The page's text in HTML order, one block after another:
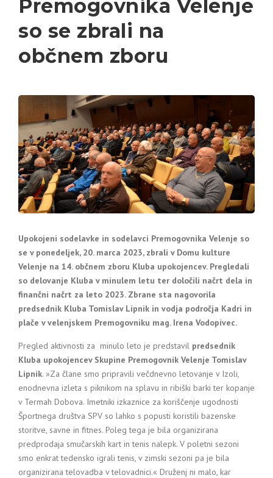
Premogovnika Velenje
so se zbrali na
občnem zboru
Upokojeni sodelavke in sodelavci Premogovnika Velenje so
se v ponedeljek, 20. marca 2023, zbrali v Domu kulture
Velenje na 14. občnem zboru Kluba upokojencev. Pregledali
so delovanje Kluba v minulem letu ter določili načrt dela in
finančni načrt za leto 2023. Zbrane sta nagovorila
predsednik Kluba Tomislav Lipnik in vodja področja Kadri in
plače v velenjskem Premogovniku mag. Irena Vodopivec.
Pregled aktivnosti za minulo leto je predstavil predsednik
Kluba upokojencev Skupine Premogovnik Velenje Tomislav
Lipnik. »Za člane smo pripravili večdnevno letovanje v Izoli,
enodnevna izleta s piknikom na splavu in ribiški barki ter kopanje
v Termah Dobova. Imetniki izkaznice za koriščenje ugodnosti
Športnega društva SPV so lahko s popusti koristili bazenske
storitve, savne in fitnes. Poleg tega je bila organizirana
predprodaja smučarskih kart in tenis nalepk. V poletni sezoni
smo enkrat tedensko igrali tenis, v zimski sezoni pa je bila
organizirana telovadba v telovadnici.« Druženj ni malo, kar